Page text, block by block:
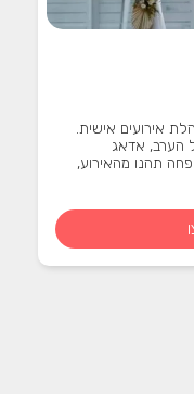
אירועים אישית.
הערב, אדאג
תהנו מהאירוע,